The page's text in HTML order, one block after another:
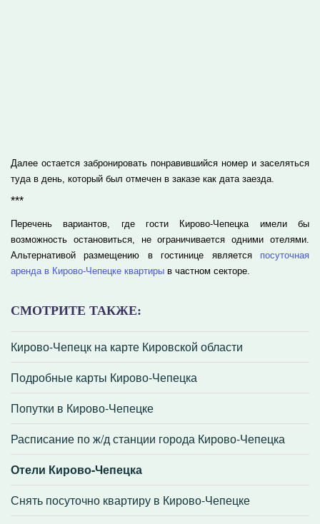
СМОТРИТЕ ТАКЖЕ:
Кирово-Чепецк на карте Кировской области
Подробные карты Кирово-Чепецка
Попутки в Кирово-Чепецке
Расписание по ж/д станции города Кирово-Чепецка
Отели Кирово-Чепецка
Снять посуточно квартиру в Кирово-Чепецке
Далее остается забронировать понравившийся номер и заселяться
туда в день, который был отмечен в заказе как дата заезда.
***
Перечень вариантов, где гости Кирово-Чепецка имели бы
возможность остановиться, не ограничивается одними отелями.
Альтернативой размещению в гостинице является посуточная
аренда в Кирово-Чепецке квартиры в частном секторе.